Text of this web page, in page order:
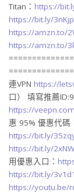
Titan： https://
https://bit.ly/
https://amzn.to/
https://amzn.to/
連VPN https://
口） 填寫推薦
https://
惠 95% 優惠代碼
https://bit.ly/
https://bit.ly/
用優惠入口：
https://bit.ly/
https://youtu.be/